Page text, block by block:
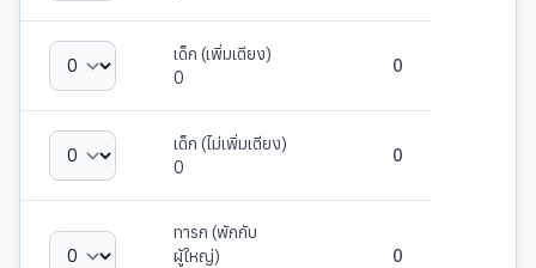
เด็ก (เพิ่มเตียง)
0
0
เด็ก (ไม่เพิ่มเตียง)
0
0
ทารก (พักกับ
ผู้ใหญ่)
0